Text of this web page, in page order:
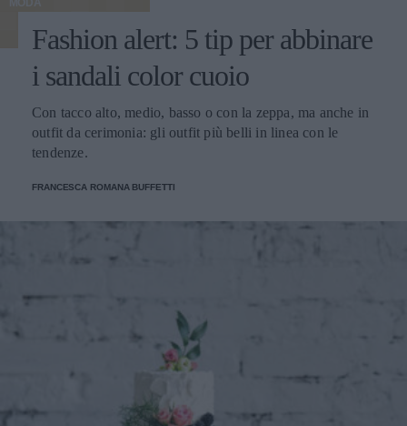
MODA
Fashion alert: 5 tip per abbinare
i sandali color cuoio
Con tacco alto, medio, basso o con la zeppa, ma anche in
outfit da cerimonia: gli outfit più belli in linea con le
tendenze.
FRANCESCA ROMANA BUFFETTI